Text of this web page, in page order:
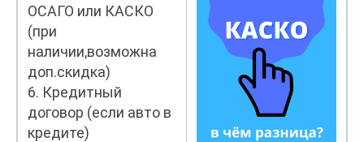
ОСАГО или КАСКО
(при
наличии,возможна
доп.скидка)
6. Кредитный
договор (если авто в
кредите)